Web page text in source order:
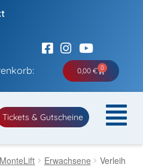
0,00 € 0
Tickets & Gutscheine
MonteLift Erwachsene
Verleih